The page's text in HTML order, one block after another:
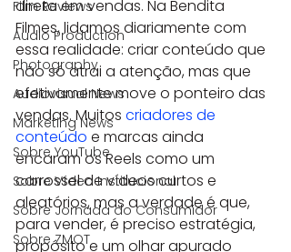
Film Reviews
Audio Production
Photography
Audiovisual News
Marketing News
Sobre YouTube
Sobre Vídeo Institucional
Sobre Jornada do Consumidor
Sobre ZMOT
direta em vendas. Na Bendita
Filmes, lidamos diariamente com
essa realidade: criar conteúdo que
não só atrai a atenção, mas que
efetivamente move o ponteiro das
vendas. Muitos criadores de
conteúdo e marcas ainda
encaram os Reels como um
carrossel de vídeos curtos e
aleatórios, mas a verdade é que,
para vender, é preciso estratégia,
propósito e um olhar apurado